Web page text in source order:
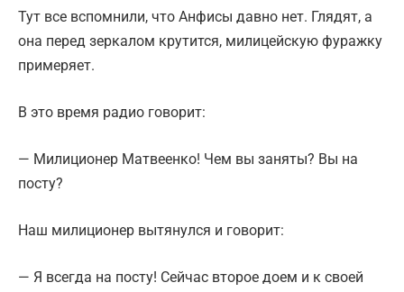
Тут все вспомнили, что Анфисы давно нет. Глядят, а
она перед зеркалом крутится, милицейскую фуражку
примеряет.
В это время радио говорит:
— Милиционер Матвеенко! Чем вы заняты? Вы на
посту?
Наш милиционер вытянулся и говорит:
— Я всегда на посту! Сейчас второе доем и к своей